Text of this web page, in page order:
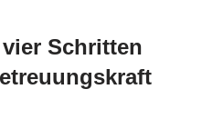
Schritten